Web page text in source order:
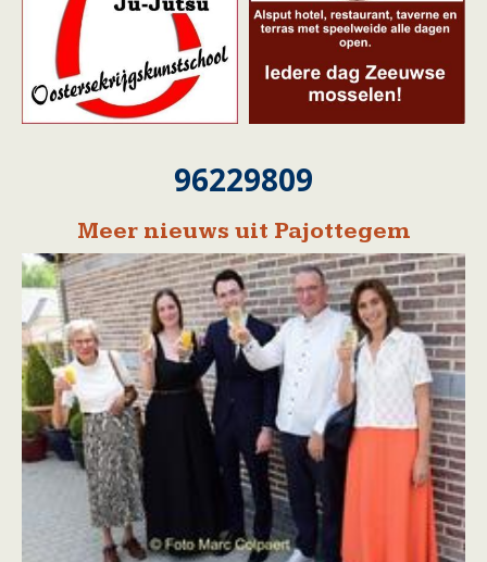
96229809
Meer nieuws uit Pajottegem